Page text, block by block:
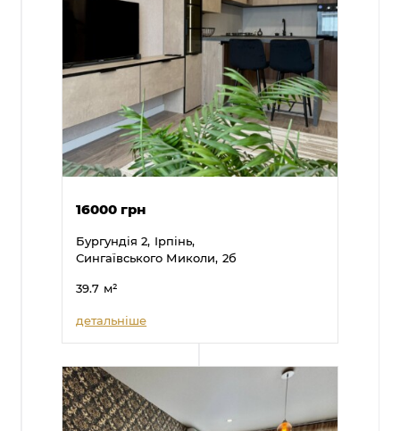
16000 грн
Бургундія 2, Ірпінь,
Сингаївського Миколи, 2б
39.7 м²
детальніше